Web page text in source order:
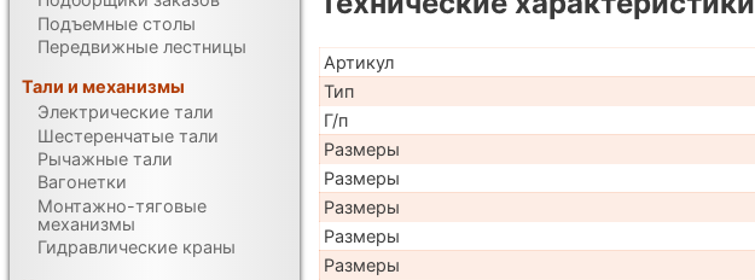
Артикул
Тип
Г/п
Размеры
Размеры
Размеры
Размеры
Размеры
Подъемные столы
Передвижные лестницы
Тали и механизмы
Электрические тали
Шестеренчатые тали
Рычажные тали
Вагонетки
Монтажно-тяговые
механизмы
Гидравлические краны